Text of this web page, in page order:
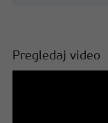
Pregledaj video